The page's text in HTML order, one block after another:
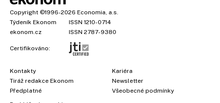
Copyright ©1996-2026 Economia, a.s.
Týdeník Ekonom
ISSN 1210-0714
ekonom.cz
ISSN 2787-9380
Certifikováno:
Kontakty
Tiráž redakce Ekonom
Předplatné
Kariéra
Newsletter
Všeobecné podmínky